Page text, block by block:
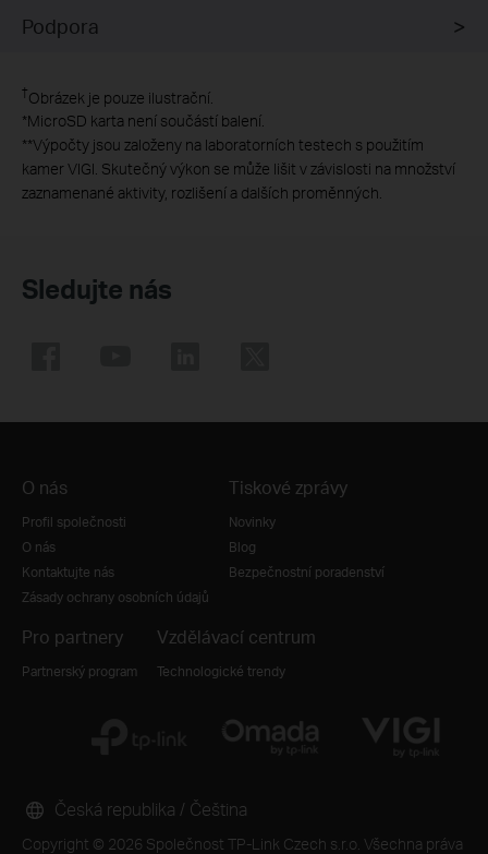
Podpora
†Obrázek je pouze ilustrační.
*MicroSD karta není součástí balení.
**Výpočty jsou založeny na laboratorních testech s použitím
kamer VIGI. Skutečný výkon se může lišit v závislosti na množství
zaznamenané aktivity, rozlišení a dalších proměnných.
Sledujte nás
O nás
Profil společnosti
O nás
Kontaktujte nás
Zásady ochrany osobních údajů
Tiskové zprávy
Novinky
Blog
Bezpečnostní poradenství
Pro partnery
Partnerský program
Vzdělávací centrum
Technologické trendy
Copyright © 2026 Společnost TP-Link Czech s.r.o. Všechna práva
Česká republika / Čeština